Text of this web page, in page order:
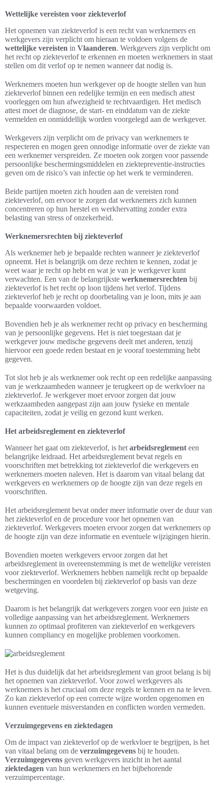
Wettelijke vereisten voor ziekteverlof
Het opnemen van ziekteverlof is een recht van werknemers en
werkgevers zijn verplicht om hieraan te voldoen volgens de
wettelijke vereisten in Vlaanderen. Werkgevers zijn verplicht om
het recht op ziekteverlof te erkennen en moeten werknemers in staat
stellen om dit verlof op te nemen wanneer dat nodig is.
Werknemers moeten hun werkgever op de hoogte stellen van hun
ziekteverlof binnen een redelijke termijn en een medisch attest
voorleggen om hun afwezigheid te rechtvaardigen. Het medisch
attest moet de diagnose, de start- en einddatum van de ziekte
vermelden en onmiddellijk worden voorgelegd aan de werkgever.
Werkgevers zijn verplicht om de privacy van werknemers te
respecteren en mogen geen onnodige informatie over de ziekte van
een werknemer verspreiden. Ze moeten ook zorgen voor passende
persoonlijke beschermingsmiddelen en ziektepreventie-instructies
geven om de risico’s van infectie op het werk te verminderen.
Beide partijen moeten zich houden aan de vereisten rond
ziekteverlof, om ervoor te zorgen dat werknemers zich kunnen
concentreren op hun herstel en werkhervatting zonder extra
belasting van stress of onzekerheid.
Werknemersrechten bij ziekteverlof
Als werknemer heb je bepaalde rechten wanneer je ziekteverlof
opneemt. Het is belangrijk om deze rechten te kennen, zodat je
weet waar je recht op hebt en wat je van je werkgever kunt
verwachten. Een van de belangrijkste werknemersrechten bij
ziekteverlof is het recht op loon tijdens het verlof. Tijdens
ziekteverlof heb je recht op doorbetaling van je loon, mits je aan
bepaalde voorwaarden voldoet.
Bovendien heb je als werknemer recht op privacy en bescherming
van je persoonlijke gegevens. Het is niet toegestaan dat je
werkgever jouw medische gegevens deelt met anderen, tenzij
hiervoor een goede reden bestaat en je vooraf toestemming hebt
gegeven.
Tot slot heb je als werknemer ook recht op een redelijke aanpassing
van je werkzaamheden wanneer je terugkeert op de werkvloer na
ziekteverlof. Je werkgever moet ervoor zorgen dat jouw
werkzaamheden aangepast zijn aan jouw fysieke en mentale
capaciteiten, zodat je veilig en gezond kunt werken.
Het arbeidsreglement en ziekteverlof
Wanneer het gaat om ziekteverlof, is het arbeidsreglement een
belangrijke leidraad. Het arbeidsreglement bevat regels en
voorschriften met betrekking tot ziekteverlof die werkgevers en
werknemers moeten naleven. Het is daarom van vitaal belang dat
werkgevers en werknemers op de hoogte zijn van deze regels en
voorschriften.
Het arbeidsreglement bevat onder meer informatie over de duur van
het ziekteverlof en de procedure voor het opnemen van
ziekteverlof. Werkgevers moeten ervoor zorgen dat werknemers op
de hoogte zijn van deze informatie en eventuele wijzigingen hierin.
Bovendien moeten werkgevers ervoor zorgen dat het
arbeidsreglement in overeenstemming is met de wettelijke vereisten
voor ziekteverlof. Werknemers hebben namelijk recht op bepaalde
beschermingen en voordelen bij ziekteverlof op basis van deze
wetgeving.
Daarom is het belangrijk dat werkgevers zorgen voor een juiste en
volledige aanpassing van het arbeidsreglement. Werknemers
kunnen zo optimaal profiteren van ziekteverlof en werkgevers
kunnen compliancy en mogelijke problemen voorkomen.
Het is dus duidelijk dat het arbeidsreglement van groot belang is bij
het opnemen van ziekteverlof. Voor zowel werkgevers als
werknemers is het cruciaal om deze regels te kennen en na te leven.
Zo kan ziekteverlof op een correcte wijze worden opgenomen en
kunnen eventuele misverstanden en conflicten worden vermeden.
Verzuimgegevens en ziektedagen
Om de impact van ziekteverlof op de werkvloer te begrijpen, is het
van vitaal belang om de verzuimgegevens bij te houden.
Verzuimgegevens geven werkgevers inzicht in het aantal
ziektedagen van hun werknemers en het bijbehorende
verzuimpercentage.